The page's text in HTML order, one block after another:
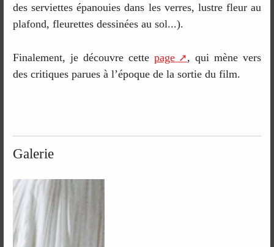
des serviettes épanouies dans les verres, lustre fleur au
plafond, fleurettes dessinées au sol...).
Finalement, je découvre cette page
, qui mène vers
des critiques parues à l’époque de la sortie du film.
Galerie